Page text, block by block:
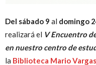
Del sábado 9 al domingo
realizará el V Encuentro
en nuestro centro de
la Biblioteca Mario